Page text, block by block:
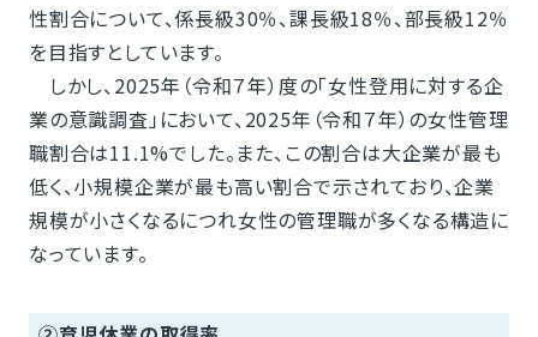
性割合について、係長級30％、課長級18％、部長級12％
を目指すとしています。
しかし、2025年（令和７年）度の「女性登用に対する企
業の意識調査」において、2025年（令和７年）の女性管理
職割合は11.1%でした。また、この割合は大企業が最も
低く、小規模企業が最も高い割合で示されており、企業
規模が小さくなるにつれ女性の管理職が多くなる構造に
なっています。